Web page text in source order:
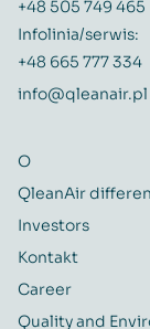
+48 505 749 465
Infolinia/serwis:
+48 665 777 334
info@qleanair.pl
O
QleanAir
Investors
Kontakt
Career
Quality and